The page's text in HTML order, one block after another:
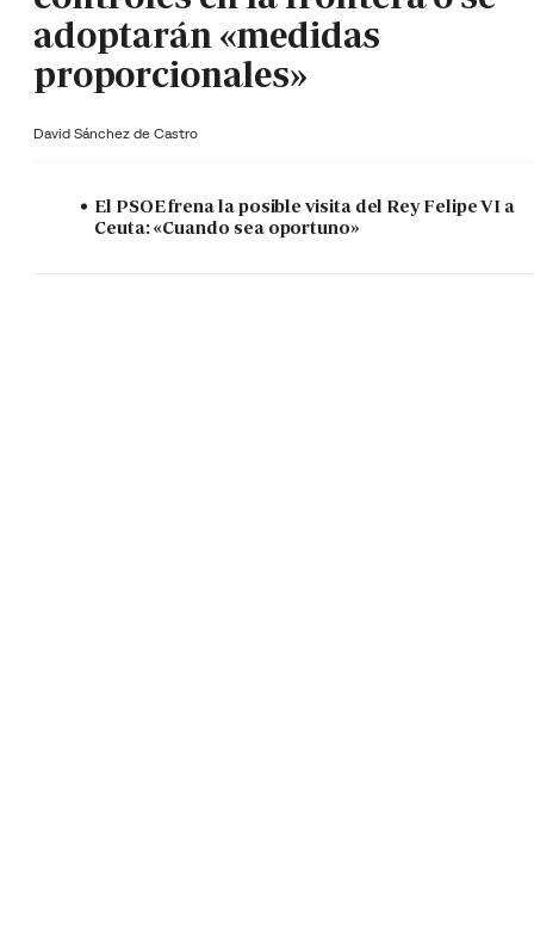
adoptarán «medidas
proporcionales»
David Sánchez de Castro
El PSOE frena la posible visita del Rey Felipe VI a
Ceuta: «Cuando sea oportuno»